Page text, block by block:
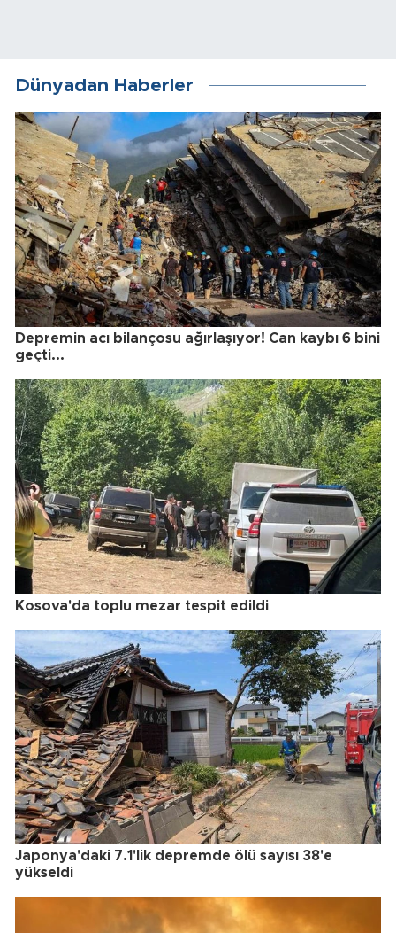
Dünyadan Haberler
Depremin acı bilançosu ağırlaşıyor! Can kaybı 6 bini
geçti...
Kosova'da toplu mezar tespit edildi
Japonya'daki 7.1'lik depremde ölü sayısı 38'e
yükseldi